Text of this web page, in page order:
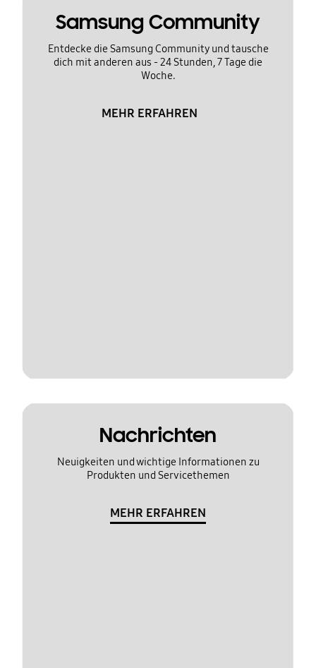
Samsung Community
Entdecke die Samsung Community und tausche
dich mit anderen aus - 24 Stunden, 7 Tage die
Woche.
MEHR ERFAHREN
Nachrichten
Neuigkeiten und wichtige Informationen zu
Produkten und Servicethemen
MEHR ERFAHREN